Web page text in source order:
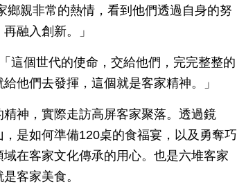
親非常的熱情，看到他們透過自身的努
融入創新。」
這個世代的使命，交給他們，完完整整的
他們去發揮，這個就是客家精神。」
神，實際走訪高屏客家聚落。透過鏡
是如何準備120桌的食福宴，以及勇奪巧
在客家文化傳承的用心。也是六堆客家
客家美食。